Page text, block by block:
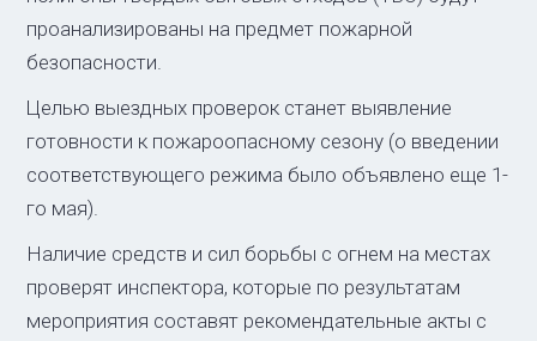
проанализированы на предмет пожарной
безопасности.
Целью выездных проверок станет выявление
готовности к пожароопасному сезону (о введении
соответствующего режима было объявлено еще 1-
го мая).
Наличие средств и сил борьбы с огнем на местах
проверят инспектора, которые по результатам
мероприятия составят рекомендательные акты с